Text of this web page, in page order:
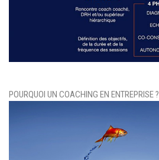
POURQUOI UN COACHING EN ENTREPRISE ?